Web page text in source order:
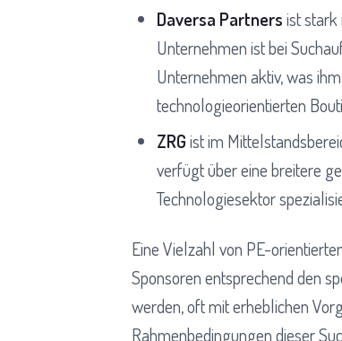
Daversa Partnersist
Unternehmen ist bei
Unternehmen aktiv, was
technologieorientierten
ZRGist im
verfügt über eine breitere
Technologiesektor
Eine Vielzahl von PE-
Sponsoren entsprechend den
werden, oft mit erheblichen
Rahmenbedingungen dieser